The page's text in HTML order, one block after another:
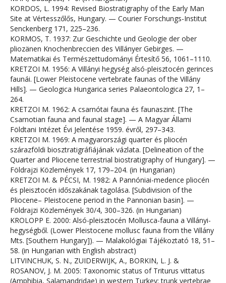
KORDOS, L. 1994: Revised Biostratigraphy of the Early Man
Site at Vértesszőlős, Hungary. — Courier Forschungs-Institut
Senckenberg 171, 225–236.
KORMOS, T. 1937: Zur Geschichte und Geologie der ober
pliozänen Knochenbreccien des Villányer Gebirges. —
Matematikai és Természettudományi Értesítő 56, 1061–1110.
KRETZOI M. 1956: A Villányi hegység alsó-pleisztocén gerinces
faunái. [Lower Pleistocene vertebrate faunas of the Villány
Hills]. — Geologica Hungarica series Palaeontologica 27, 1–
264.
KRETZOI M. 1962: A csarnótai fauna és faunaszint. [The
Csarnotian fauna and faunal stage]. — A Magyar Állami
Földtani Intézet Évi Jelentése 1959. évről, 297–343.
KRETZOI M. 1969: A magyarországi quarter és pliocén
szárazföldi biosztratigráfiájának vázlata. [Delineation of the
Quarter and Pliocene terrestrial biostratigraphy of Hungary]. —
Földrajzi Közlemények 17, 179–204. (in Hungarian)
KRETZOI M. & PÉCSI, M. 1982: A Pannóniai-medence pliocén
és pleisztocén időszakának tagolása. [Subdivision of the
Pliocene– Pleistocene period in the Pannonian basin]. —
Földrajzi Közlemények 30/4, 300–326. (in Hungarian)
KROLOPP E. 2000: Alsó-pleisztocén Mollusca-fauna a Villányi-
hegységből. (Lower Pleistocene mollusc fauna from the Villány
Mts. [Southern Hungary]). — Malakológiai Tájékoztató 18, 51–
58. (in Hungarian with English abstract)
LITVINCHUK, S. N., ZUIDERWIJK, A., BORKIN, L. J. &
ROSANOV, J. M. 2005: Taxonomic status of Triturus vittatus
(Amphibia, Salamandridae) in western Turkey: trunk vertebrae